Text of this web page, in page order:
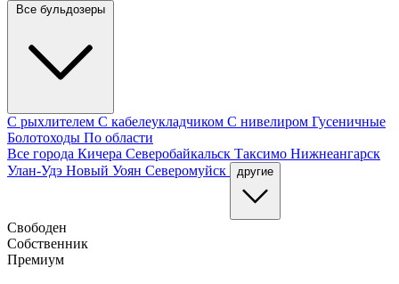
Все бульдозеры
С рыхлителем С кабелеукладчиком С нивелиром Гусеничные
Болотоходы По области
Все города Кичера Северобайкальск Таксимо Нижнеангарск
Улан-Удэ Новый Уоян Северомуйск другие
Свободен
Собственник
Премиум